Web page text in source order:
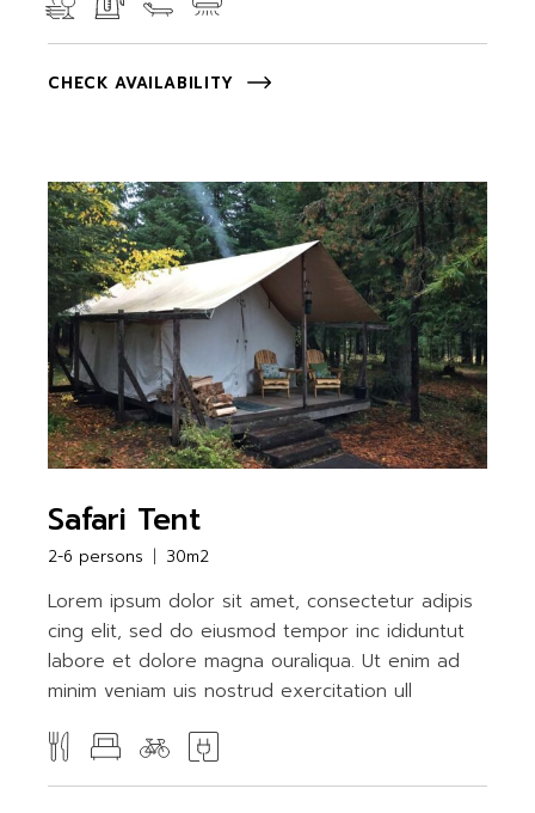
CHECK AVAILABILITY
Safari Tent
2-6 persons 30m2
Lorem ipsum dolor sit amet, consectetur adipis
cing elit, sed do eiusmod tempor inc ididuntut
labore et dolore magna ouraliqua. Ut enim ad
minim veniam uis nostrud exercitation ull